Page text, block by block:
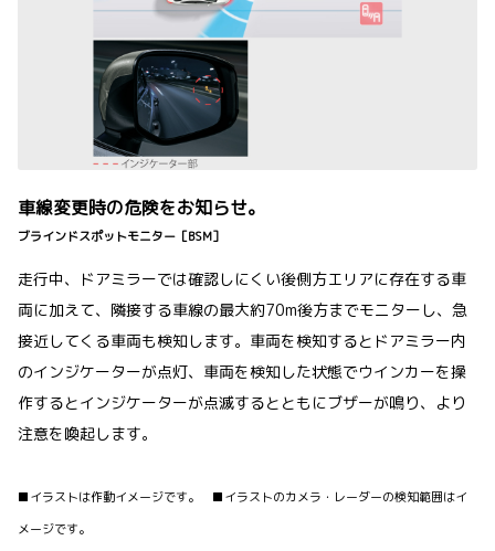
車線変更時の危険をお知らせ。
ブラインドスポットモニター［BSM］
走行中、ドアミラーでは確認しにくい後側方エリアに存在する車
両に加えて、隣接する車線の最大約70m後方までモニターし、急
接近してくる車両も検知します。車両を検知するとドアミラー内
のインジケーターが点灯、車両を検知した状態でウインカーを操
作するとインジケーターが点滅するとともにブザーが鳴り、より
注意を喚起します。
■イラストは作動イメージです。 ■イラストのカメラ・レーダーの検知範囲はイ
メージです。